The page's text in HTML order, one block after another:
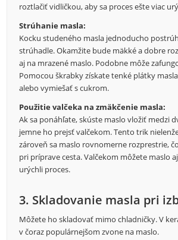
roztlačiť vidličkou, aby sa proces ešte viac
Strúhanie masla:
Kocku studeného masla jednoducho
strúhadle. Okamžite bude mäkké a dobre
aj na mrazené maslo. Podobne môže
Pomocou škrabky získate tenké plátky
alebo vymiešať s cukrom.
Použitie valčeka na zmäkčenie masla:
Ak sa ponáhľate, skúste maslo vložiť medzi
jemne ho prejsť valčekom. Tento trik
zároveň sa maslo rovnomerne rozprestrie,
pri príprave cesta. Valčekom môžete maslo
urýchli proces.
3. Skladovanie masla pri
Môžete ho skladovať mimo chladničky. V
v čoraz populárnejšom zvone na maslo.